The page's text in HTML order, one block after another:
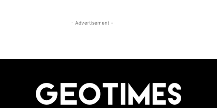
- Advertisement -